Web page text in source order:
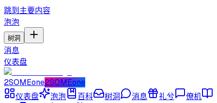
跳到主要内容
泡泡
树洞
消息
仪表盘
2SOMEone2SOMEone
仪表盘
泡泡 百科 树洞 消息 礼兮
僚机